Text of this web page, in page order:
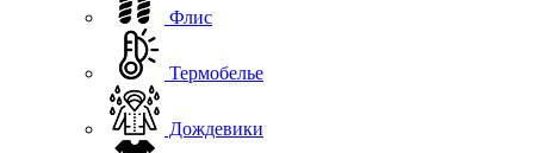
Флис
Термобелье
Дождевики